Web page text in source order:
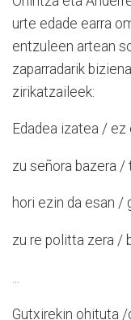
urte edade earra
entzuleen artean
zaparradarik
zirikatzaileek:
Edadea izatea /
zu señora bazera /
hori ezin da esan /
zu re politta zera /
Gutxirekin ohituta /